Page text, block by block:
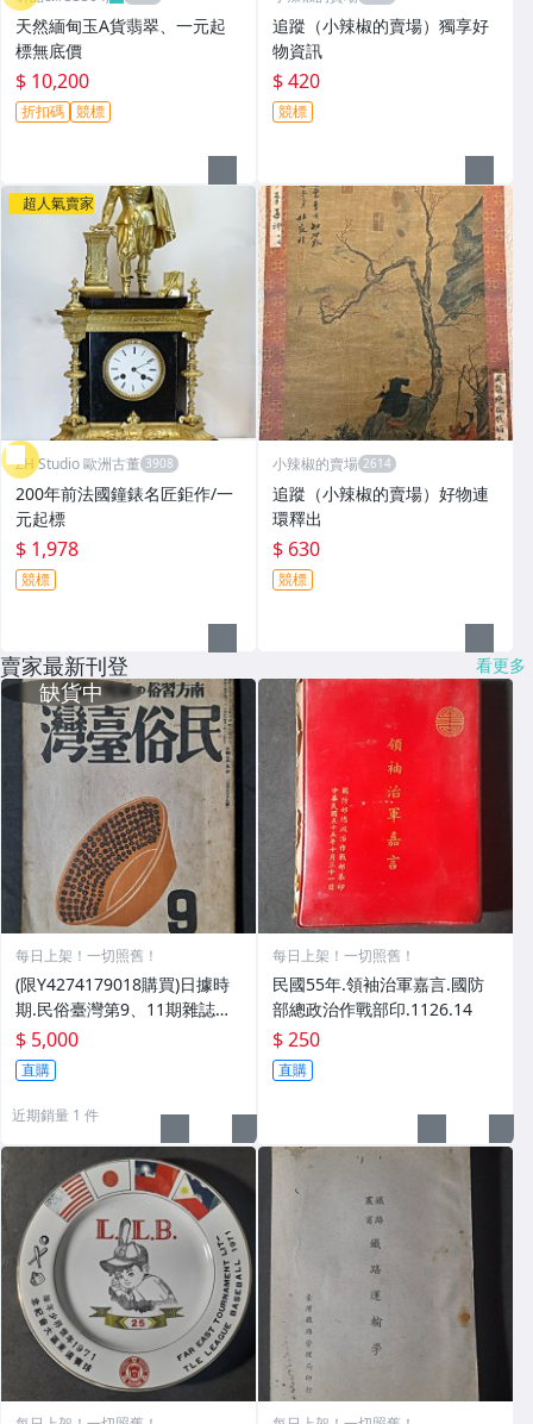
天然緬甸玉A貨翡翠、一元起
標無底價
$ 10,200
折扣碼 競標
追蹤（小辣椒的賣場）獨享好
物資訊
$ 420
競標
超人氣賣家
ZH Studio 歐洲古董
200年前法國鐘錶名匠鉅作/一
元起標
$ 1,978
競標
小辣椒的賣場
追蹤（小辣椒的賣場）好物連
環釋出
$ 630
競標
賣家最新刊登 看更多
每日上架！一切照舊！
(限Y4274179018購買)日據時
期.民俗臺灣第9、11期雜誌兩
本
$ 5,000
直購
近期銷量 1 件
每日上架！一切照舊！
民國55年.領袖治軍嘉言.國防
部總政治作戰部印.1126.14
$ 250
直購